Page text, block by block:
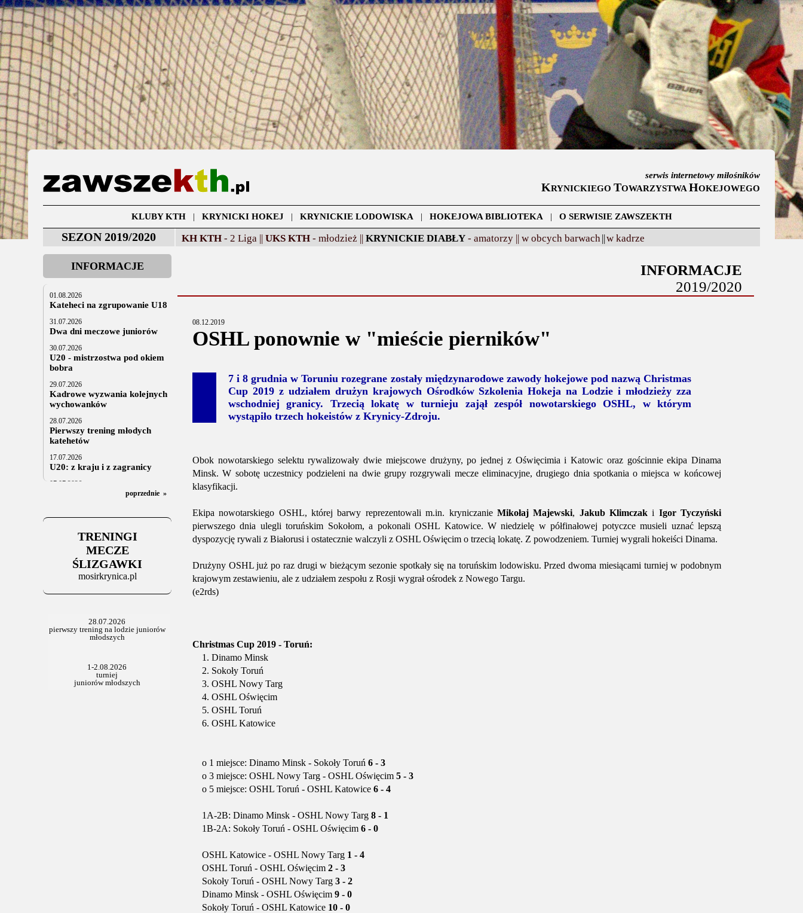
serwis internetowy miłośników
KRYNICKIEGO TOWARZYSTWA HOKEJOWEGO
KLUBY KTH| KRYNICKI HOKEJ | KRYNICKIE LODOWISKA | HOKEJOWA BIBLIOTEKA | O SERWISIE ZAWSZEKTH
SEZON 2019/2020 KH KTH - 2 Liga || UKS KTH - młodzież || KRYNICKIE DIABŁY - amatorzy || w obcych barwach||w kadrze
INFORMACJE
01.08.2026
Kateheci na zgrupowanie U18
31.07.2026
Dwa dni meczowe juniorów
30.07.2026
U20 - mistrzostwa pod okiem
bobra
29.07.2026
Kadrowe wyzwania kolejnych
wychowanków
28.07.2026
Pierwszy trening młodych
katehetów
17.07.2026
U20: z kraju i z zagranicy
07.07.2026
Za trzy tygodnie na lód
Stowarzyszenie po Walnym
poprzednie »
TRENINGI
MECZE
ŚLIZGAWKI
mosirkrynica.pl
INFORMACJE
2019/2020
08.12.2019
OSHL ponownie w "mieście pierników"
7 i 8 grudnia w Toruniu rozegrane zostały międzynarodowe zawody hokejowe pod nazwą Christmas
Cup 2019 z udziałem drużyn krajowych Ośrodków Szkolenia Hokeja na Lodzie i młodzieży zza
wschodniej granicy. Trzecią lokatę w turnieju zajął zespół nowotarskiego OSHL, w którym
wystąpiło trzech hokeistów z Krynicy-Zdroju.
Obok nowotarskiego selektu rywalizowały dwie miejscowe drużyny, po jednej z Oświęcimia i Katowic oraz gościnnie ekipa Dinama
Minsk. W sobotę uczestnicy podzieleni na dwie grupy rozgrywali mecze eliminacyjne, drugiego dnia spotkania o miejsca w końcowej
klasyfikacji.
Ekipa nowotarskiego OSHL, której barwy reprezentowali m.in. kryniczanie Mikołaj Majewski, Jakub Klimczaki Igor Tyczyński
pierwszego dnia ulegli toruńskim Sokołom, a pokonali OSHL Katowice. W niedzielę w półfinałowej potyczce musieli uznać lepszą
dyspozycję rywali z Białorusi i ostatecznie walczyli z OSHL Oświęcim o trzecią lokatę. Z powodzeniem. Turniej wygrali hokeiści Dinama.
Drużyny OSHL już po raz drugi w bieżącym sezonie spotkały się na toruńskim lodowisku. Przed dwoma miesiącami turniej w podobnym
krajowym zestawieniu, ale z udziałem zespołu z Rosji wygrał ośrodek z Nowego Targu.
(e2rds)
Christmas Cup 2019 - Toruń:
1. Dinamo Minsk
2. Sokoły Toruń
3. OSHL Nowy Targ
4. OSHL Oświęcim
5. OSHL Toruń
6. OSHL Katowice
o 1 miejsce: Dinamo Minsk - Sokoły Toruń 6 - 3
o 3 miejsce: OSHL Nowy Targ - OSHL Oświęcim 5 - 3
o 5 miejsce: OSHL Toruń - OSHL Katowice 6 - 4
1A-2B: Dinamo Minsk - OSHL Nowy Targ 8 - 1
1B-2A: Sokoły Toruń - OSHL Oświęcim 6 - 0
OSHL Katowice - OSHL Nowy Targ 1 - 4
OSHL Toruń - OSHL Oświęcim 2 - 3
Sokoły Toruń - OSHL Nowy Targ 3 - 2
Dinamo Minsk - OSHL Oświęcim 9 - 0
Sokoły Toruń - OSHL Katowice 10 - 0